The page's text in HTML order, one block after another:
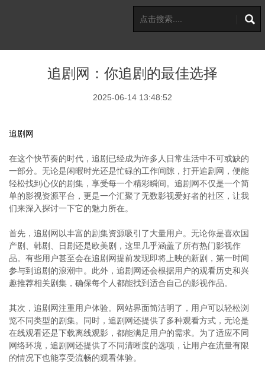
追剧网：你追剧的最佳选择
2025-06-14 13:48:52
追剧网
在这个快节奏的时代，追剧已经成为许多人日常生活中不可或缺的
一部分。无论是闲暇时光还是忙碌的工作间隙，打开追剧网，便能
轻松找到心仪的剧集，享受每一个精彩瞬间。追剧网不仅是一个简
单的影视资源平台，更是一个汇聚了无数影视爱好者的社区，让我
们来深入探讨一下它的魅力所在。
首先，追剧网以丰富的剧集资源吸引了大量用户。无论你是喜欢国
产剧、韩剧、日剧还是欧美剧，这里几乎涵盖了所有热门影视作
品。有些用户甚至会在追剧网提前发现即将上映的新剧，第一时间
参与到追剧的浪潮中。此外，追剧网还会根据用户的观看历史和兴
趣推荐相关剧集，确保每个人都能找到适合自己的影视作品。
其次，追剧网注重用户体验。网站界面简洁明了，用户可以轻松浏
览不同类型的剧集。同时，追剧网还提供了多种观看方式，无论是
在线观看还是下载离线观影，都能满足用户的需求。为了适应不同
网络环境，追剧网还提供了不同清晰度的选项，让用户在流量有限
的情况下也能享受流畅的观看体验。